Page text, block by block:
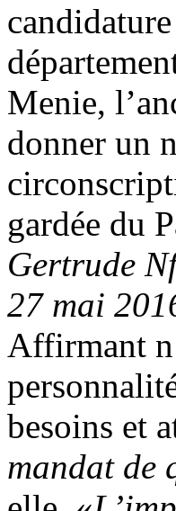
Menie,
donner un
gardée du
Gertrude
27 mai
Affirmant
besoins et
mandat de